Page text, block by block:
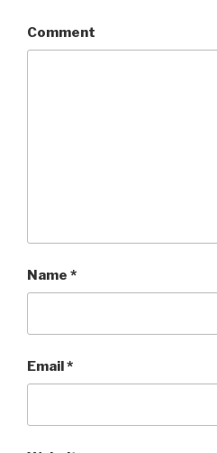
Comment
Name *
Email*